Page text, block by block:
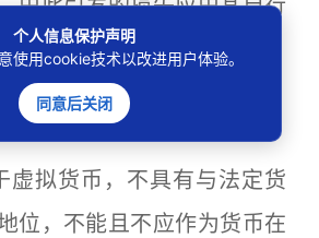
拟货币，不具有与法定货
位，不能且不应作为货币在
个人信息保护声明
使用cookie技术以改进用户体验。
同意后关闭